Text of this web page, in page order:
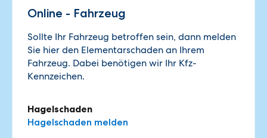
Online - Fahrzeug
Sollte Ihr Fahrzeug betroffen sein, dann melden
Sie hier den Elementarschaden an Ihrem
Fahrzeug. Dabei benötigen wir Ihr Kfz-
Kennzeichen.
Hagelschaden
Hagelschaden melden